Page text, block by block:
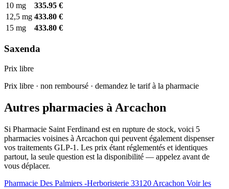
10 mg
335.95 €
12,5 mg 433.80 €
15 mg
433.80 €
Saxenda
Prix libre
Prix libre · non remboursé · demandez le tarif à la pharmacie
Autres pharmacies à Arcachon
Si Pharmacie Saint Ferdinand est en rupture de stock, voici 5
pharmacies voisines à Arcachon qui peuvent également dispenser
vos traitements GLP-1. Les prix étant réglementés et identiques
partout, la seule question est la disponibilité — appelez avant de
vous déplacer.
Pharmacie Des Palmiers -Herboristerie 33120 Arcachon Voir les